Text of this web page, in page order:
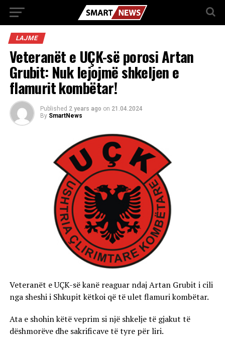
LAJME
Veteranët e UÇK-së porosi Artan
Grubit: Nuk lejojmë shkeljen e
flamurit kombëtar!
Published 2 years ago on 21.04.2024
By SmartNews
Veteranët e UÇK-së kanë reaguar ndaj Artan Grubit i cili
nga sheshi i Shkupit këtkoi që të ulet flamuri kombëtar.
Ata e shohin këtë veprim si një shkelje të gjakut të
dëshmorëve dhe sakrificave të tyre për liri.